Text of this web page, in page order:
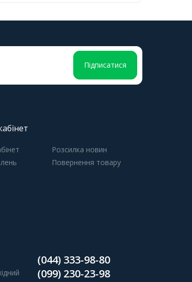
Підписатися
Розсилка новин
Повернення товару
(044) 333-98-80
(099) 230-23-98